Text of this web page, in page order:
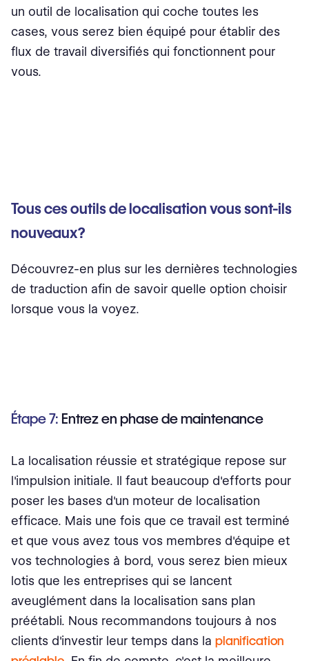
un outil de localisation qui coche toutes les
cases, vous serez bien équipé pour établir des
flux de travail diversifiés qui fonctionnent pour
vous.
Tous ces outils de localisation vous sont-ils
nouveaux?
Découvrez-en plus sur les dernières technologies
de traduction afin de savoir quelle option choisir
lorsque vous la voyez.
Étape 7: Entrez en phase de maintenance
La localisation réussie et stratégique repose sur
l'impulsion initiale. Il faut beaucoup d'efforts pour
poser les bases d'un moteur de localisation
efficace. Mais une fois que ce travail est terminé
et que vous avez tous vos membres d'équipe et
vos technologies à bord, vous serez bien mieux
lotis que les entreprises qui se lancent
aveuglément dans la localisation sans plan
préétabli. Nous recommandons toujours à nos
clients d'investir leur temps dans la planification